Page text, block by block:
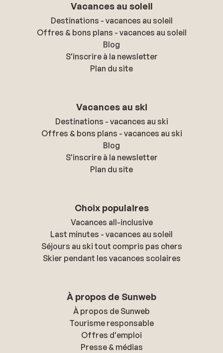
Vacances au soleil
Destinations - vacances au soleil
Offres & bons plans - vacances au soleil
Blog
S'inscrire à la newsletter
Plan du site
Vacances au ski
Destinations - vacances au ski
Offres & bons plans - vacances au ski
Blog
S'inscrire à la newsletter
Plan du site
Choix populaires
Vacances all-inclusive
Last minutes - vacances au soleil
Séjours au ski tout compris pas chers
Skier pendant les vacances scolaires
À propos de Sunweb
À propos de Sunweb
Tourisme responsable
Offres d'emploi
Presse & médias